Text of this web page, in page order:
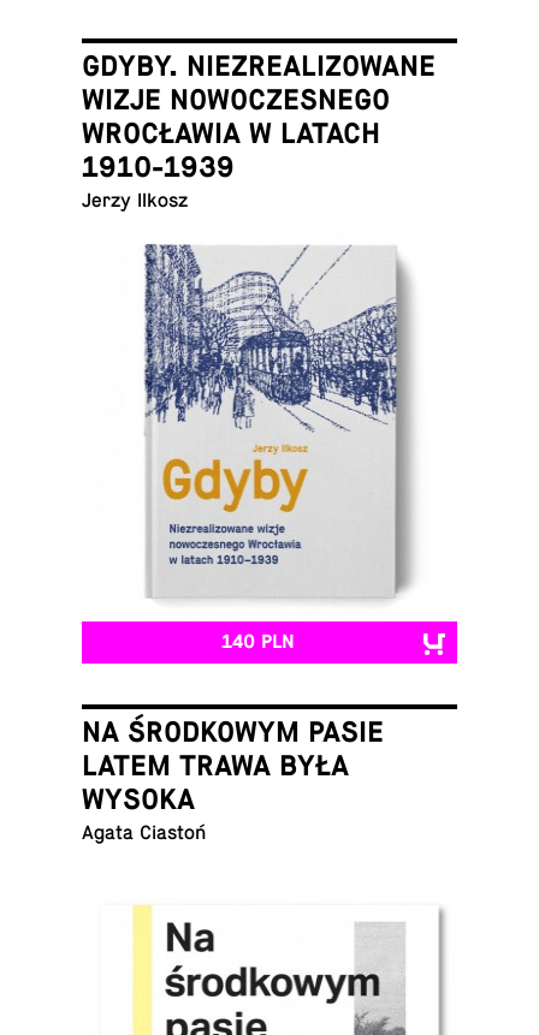
GDYBY. NIEZREALIZOWANE
WIZJE NOWOCZESNEGO
WROCŁAWIA W LATACH
1910-1939
Jerzy Ilkosz
140 PLN
NA ŚRODKOWYM PASIE
LATEM TRAWA BYŁA
WYSOKA
Agata Ciastoń